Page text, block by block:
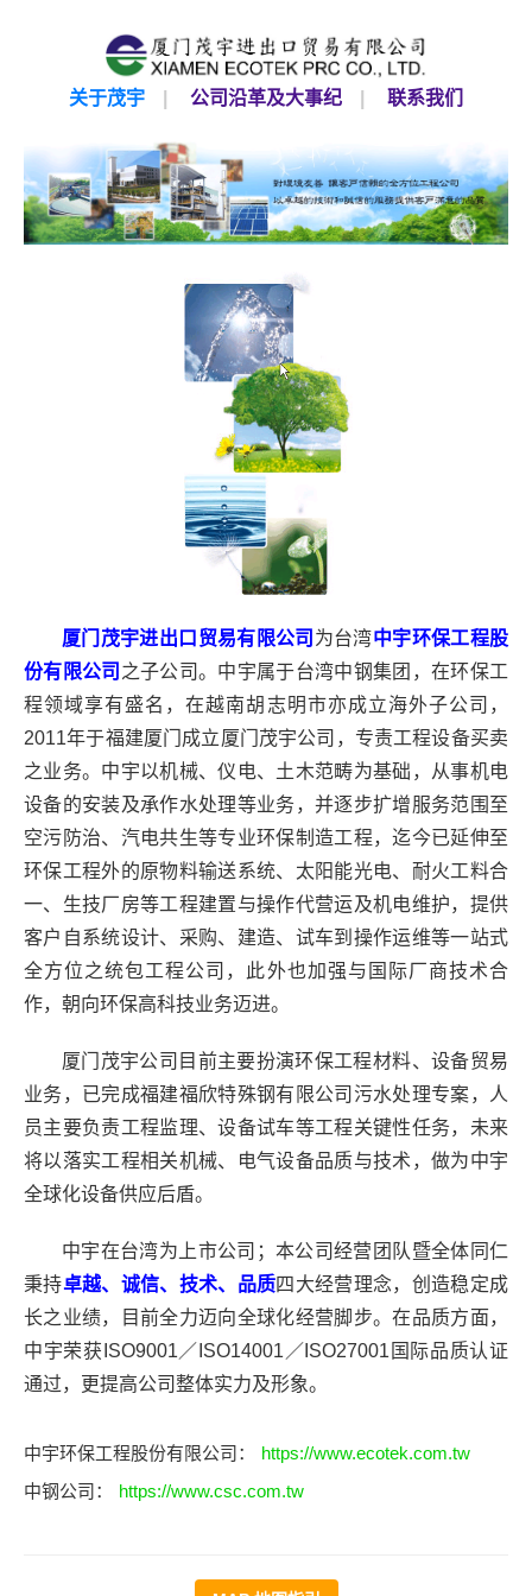
关于茂宇 公司沿革及大事纪 联系我们
厦门茂宇进出口贸易有限公司 为台湾中宇环保工程股
份有限公司 之子公司。中宇属于台湾中钢集团，在环保工
程领域享有盛名，在越南胡志明市亦成立海外子公司，
2011年于福建厦门成立厦门茂宇公司，专责工程设备买卖
之业务。中宇以机械、仪电、土木范畴为基础，从事机电
设备的安装及承作水处理等业务，并逐步扩增服务范围至
空污防治、汽电共生等专业环保制造工程，迄今已延伸至
环保工程外的原物料输送系统、太阳能光电、耐火工料合
一、生技厂房等工程建置与操作代营运及机电维护，提供
客户自系统设计、采购、建造、试车到操作运维等一站式
全方位之统包工程公司，此外也加强与国际厂商技术合
作，朝向环保高科技业务迈进。
厦门茂宇公司目前主要扮演环保工程材料、设备贸易
业务，已完成福建福欣特殊钢有限公司污水处理专案，人
员主要负责工程监理、设备试车等工程关键性任务，未来
将以落实工程相关机械、电气设备品质与技术，做为中宇
全球化设备供应后盾。
中宇在台湾为上市公司；本公司经营团队暨全体同仁
秉持卓越、诚信、技术、品质四大经营理念，创造稳定成
长之业绩，目前全力迈向全球化经营脚步。在品质方面，
中宇荣获ISO9001／ISO14001／ISO27001国际品质认证
通过，更提高公司整体实力及形象。
中宇环保工程股份有限公司：
https://www.ecotek.com.tw
中钢公司：
https://www.csc.com.tw